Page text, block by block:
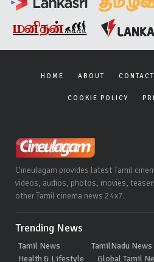
HOME ABOUT
COOKIE POLICY
Cineulagam provides latest Tamil
videos, audios, photos, movies,
other Tamil cinema news 24x7.
Trending News
Tamil News TamilNadu News
Health & Lifestyle
Global Tamil